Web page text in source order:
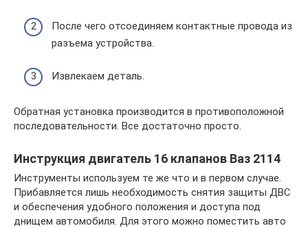
После чего отсоединяем контактные провода из
разъема устройства.
Извлекаем деталь.
Обратная установка производится в противоположной
последовательности. Все достаточно просто.
Инструкция двигатель 16 клапанов Ваз 2114
Инструменты используем те же что и в первом случае.
Прибавляется лишь необходимость снятия защиты ДВС
и обеспечения удобного положения и доступа под
днищем автомобиля. Для этого можно поместить авто